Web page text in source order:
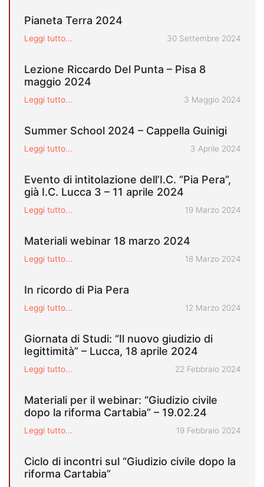
Pianeta Terra 2024
Leggi tutto... Pubblicato il
30 Settembre 2024
Lezione Riccardo Del Punta – Pisa 8
maggio 2024
Leggi tutto... Pubblicato il
3 Maggio 2024
Summer School 2024 – Cappella Guinigi
Leggi tutto... Pubblicato il
3 Aprile 2024
Evento di intitolazione dell’I.C. “Pia Pera”,
già I.C. Lucca 3 – 11 aprile 2024
Leggi tutto... Pubblicato il
19 Marzo 2024
Materiali webinar 18 marzo 2024
Leggi tutto... Pubblicato il
18 Marzo 2024
In ricordo di Pia Pera
Leggi tutto... Pubblicato il
12 Marzo 2024
Giornata di Studi: “Il nuovo giudizio di
legittimità” – Lucca, 18 aprile 2024
Leggi tutto... Pubblicato il
22 Febbraio 2024
Materiali per il webinar: “Giudizio civile
dopo la riforma Cartabia” – 19.02.24
Leggi tutto... Pubblicato il
19 Febbraio 2024
Ciclo di incontri sul “Giudizio civile dopo la
riforma Cartabia”